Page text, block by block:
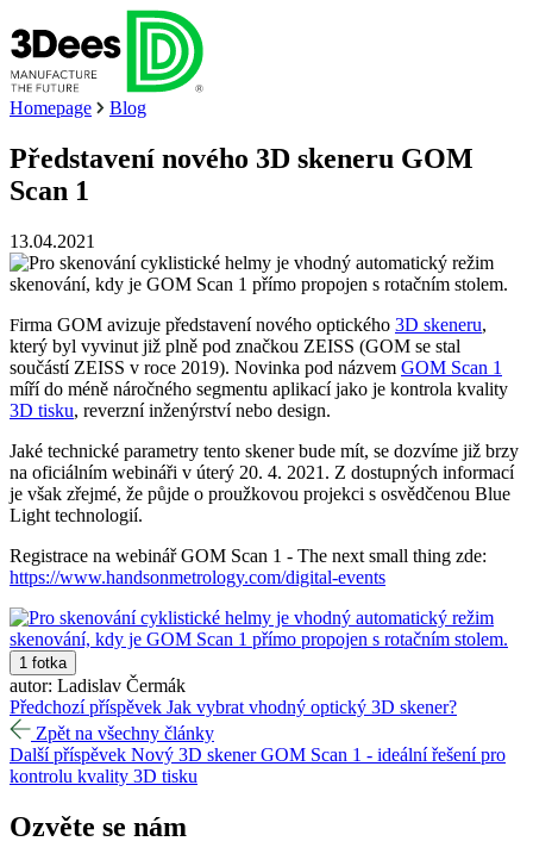
Homepage Blog
Představení nového 3D skeneru GOM
Scan 1
13.04.2021
Firma GOM avizuje představení nového optického 3D skeneru,
který byl vyvinut již plně pod značkou ZEISS (GOM se stal
součástí ZEISS v roce 2019). Novinka pod názvem GOM Scan 1
míří do méně náročného segmentu aplikací jako je kontrola kvality
3D tisku, reverzní inženýrství nebo design.
Jaké technické parametry tento skener bude mít, se dozvíme již brzy
na oficiálním webináři v úterý 20. 4. 2021. Z dostupných informací
je však zřejmé, že půjde o proužkovou projekci s osvědčenou Blue
Light technologií.
Registrace na webinář GOM Scan 1 - The next small thing zde:
https://www.handsonmetrology.com/digital-events
1 fotka
autor: Ladislav Čermák
Předchozí příspěvek Jak vybrat vhodný optický 3D skener?
Zpět na všechny články
Další příspěvek Nový 3D skener GOM Scan 1 - ideální řešení pro
kontrolu kvality 3D tisku
Ozvěte se nám